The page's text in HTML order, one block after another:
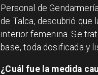
Personal de
de Talca, descubrió que
interior femenina. Se
base, toda dosificada y
¿Cuál fue la medida